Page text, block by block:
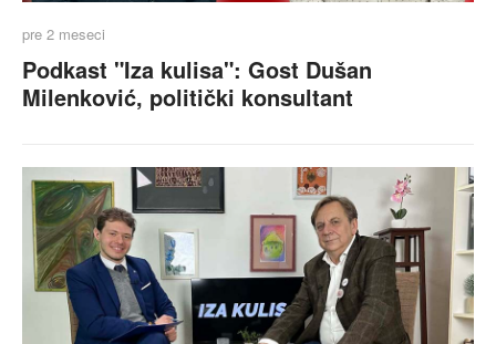
pre 2 meseci
Podkast "Iza kulisa": Gost Dušan
Milenković, politički konsultant